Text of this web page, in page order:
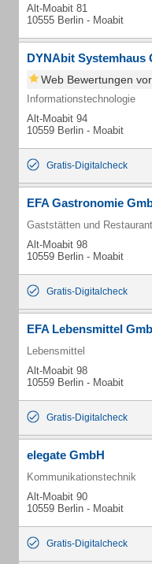
Alt-Moabit 81
10555 Berlin - Moabit
DYNAbit Systemhaus
Web Bewertungen
Informationstechnologie
Alt-Moabit 94
10559 Berlin - Moabit
Gratis-Digitalcheck
EFA Gastronomie
Gaststätten und
Alt-Moabit 98
10559 Berlin - Moabit
Gratis-Digitalcheck
EFA Lebensmittel
Lebensmittel
Alt-Moabit 98
10559 Berlin - Moabit
Gratis-Digitalcheck
elegate GmbH
Kommunikationstechnik
Alt-Moabit 90
10559 Berlin - Moabit
Gratis-Digitalcheck